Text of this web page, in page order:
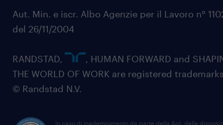
Aut. Min. e iscr. Albo Agenzie per il Lavoro n°
del 26/11/2004
RANDSTAD,
, HUMAN FORWARD and
THE WORLD OF WORK are registered
© Randstad N.V.
In caso di inadempimento da parte della ApL delle